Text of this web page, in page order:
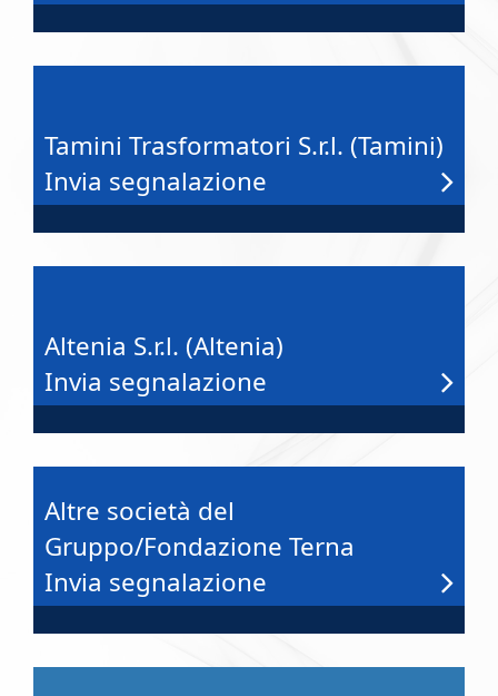
Tamini Trasformatori S.r.l. (Tamini)
Invia segnalazione
Altenia S.r.l. (Altenia)
Invia segnalazione
Altre società del
Gruppo/Fondazione Terna
Invia segnalazione